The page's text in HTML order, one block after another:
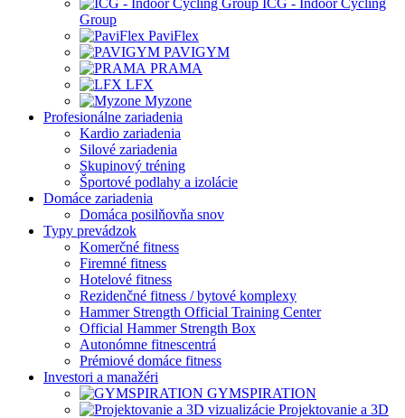
ICG - Indoor Cycling
Group
PaviFlex
PAVIGYM
PRAMA
LFX
Myzone
Profesionálne zariadenia
Kardio zariadenia
Silové zariadenia
Skupinový tréning
Športové podlahy a izolácie
Domáce zariadenia
Domáca posilňovňa snov
Typy prevádzok
Komerčné fitness
Firemné fitness
Hotelové fitness
Rezidenčné fitness / bytové komplexy
Hammer Strength Official Training Center
Official Hammer Strength Box
Autonómne fitnescentrá
Prémiové domáce fitness
Investori a manažéri
GYMSPIRATION
Projektovanie a 3D